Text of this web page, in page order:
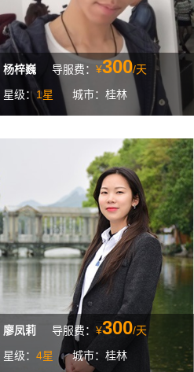
杨梓巍 导服费： ¥300/天
星级：1星 城市：桂林
廖凤莉 导服费： ¥300/天
星级： 4星 城市：桂林